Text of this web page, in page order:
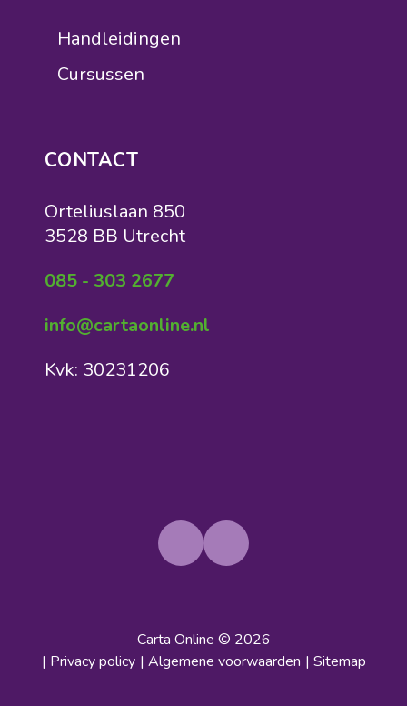
Handleidingen
Cursussen
CONTACT
Orteliuslaan 850
3528 BB Utrecht
085 - 303 2677
info@cartaonline.nl
Kvk: 30231206
Carta Online © 2026
| Privacy policy | Algemene voorwaarden | Sitemap